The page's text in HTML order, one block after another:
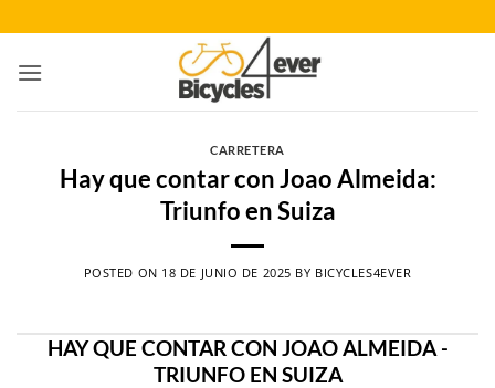
al
contenido
CARRETERA
Hay que contar con Joao Almeida:
Triunfo en Suiza
POSTED ON 18 DE JUNIO DE 2025 BY BICYCLES4EVER
HAY QUE CONTAR CON JOAO ALMEIDA -
TRIUNFO EN SUIZA